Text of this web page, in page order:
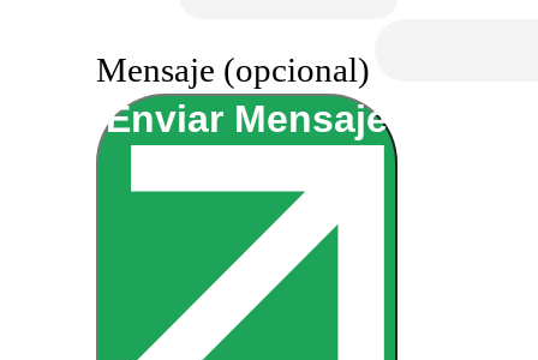
Mensaje (opcional)
Enviar Mensaje